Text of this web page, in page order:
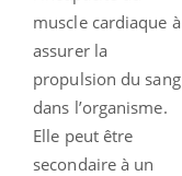
muscle cardiaque à
assurer la
propulsion du sang
dans l’organisme.
Elle peut être
secondaire à un